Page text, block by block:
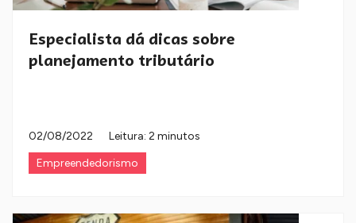
Especialista dá dicas sobre
planejamento tributário
02/08/2022
Leitura: 2 minutos
Empreendedorismo